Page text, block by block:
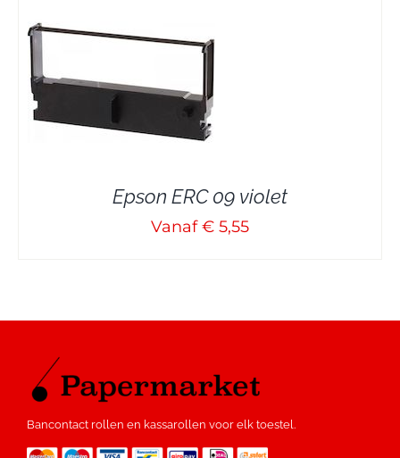
Epson ERC 09 violet
Vanaf € 5,55
Bancontact rollen en kassarollen voor elk toestel.